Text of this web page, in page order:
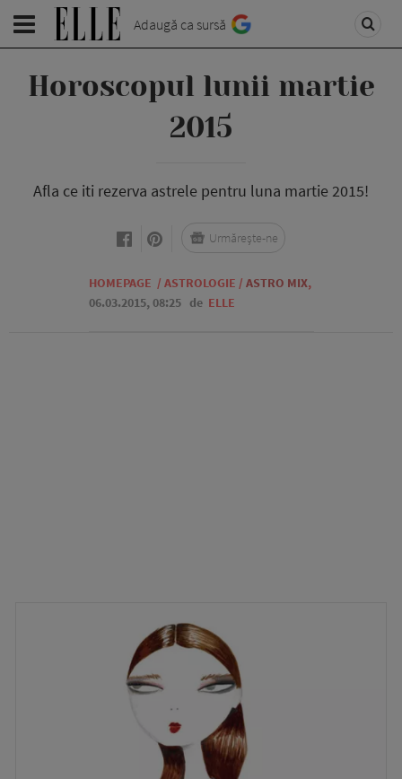
Adaugă ca sursă
Horoscopul lunii martie
2015
Afla ce iti rezerva astrele pentru luna martie 2015!
HOMEPAGE / ASTROLOGIE / ASTRO MIX,
06.03.2015, 08:25 de ELLE
Urmărește-ne